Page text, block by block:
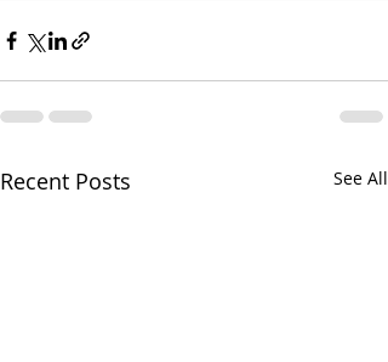
Recent Posts See All